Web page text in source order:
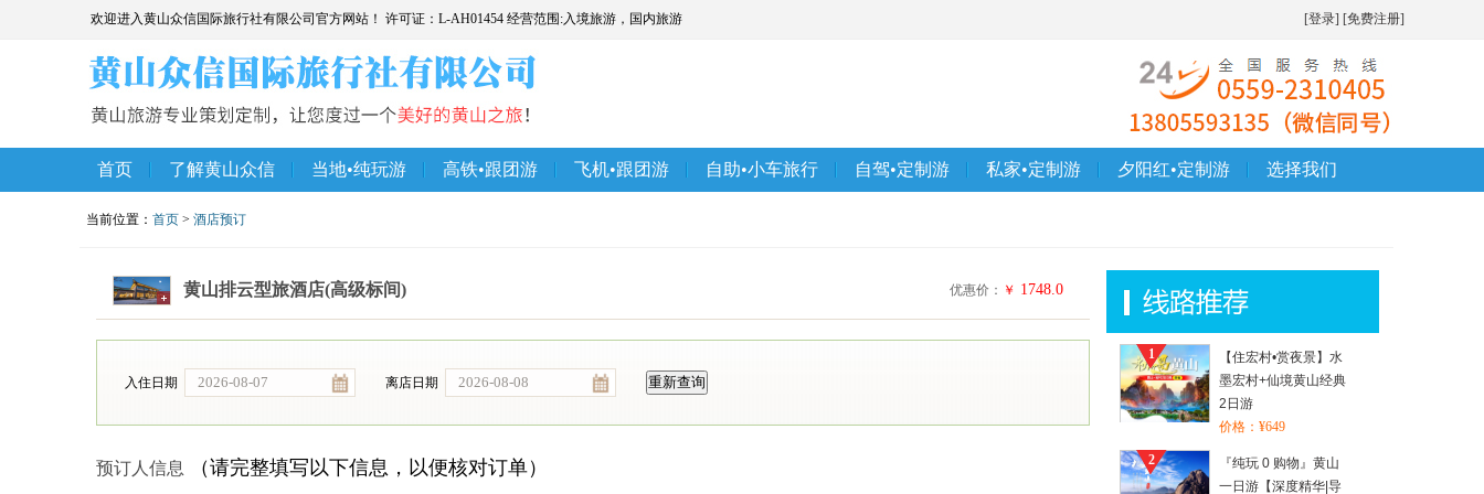
欢迎进入黄山众信国际旅行社有限公司官方网站！ 许可证：L-AH01454 经营范围:入境旅游，国内旅游 [登录] [免费注册]
首页 了解黄山众信 当地•纯玩游 高铁•跟团游 飞机•跟团游 自助•小车旅行 自驾•定制游 私家•定制游 夕阳红•定制游 选择我们
当前位置： 首页 > 酒店预订
1
【住宏村•赏夜景】水
墨宏村+仙境黄山经典
2日游
价格：¥649
2
『纯玩 0 购物』黄山
一日游【深度精华|导
黄山排云型旅酒店(高级标间) 优惠价： ￥ 1748.0
入住日期 离店日期
预订人信息 （请完整填写以下信息，以便核对订单）